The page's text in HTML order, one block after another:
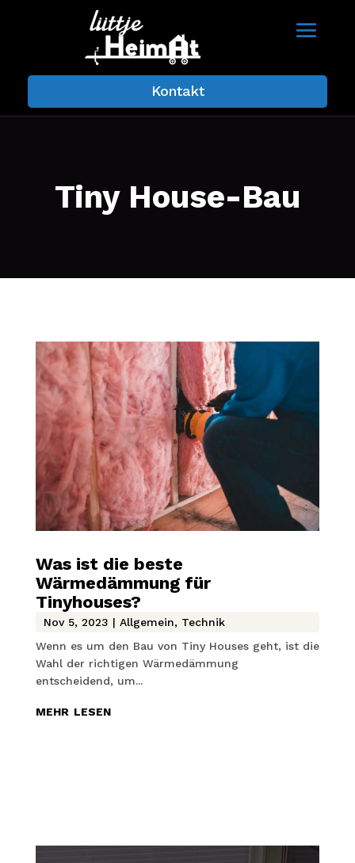
Kontakt
Tiny House-Bau
Was ist die beste
Wärmedämmung für
Tinyhouses?
Nov 5, 2023 | Allgemein, Technik
Wenn es um den Bau von Tiny Houses geht, ist die
Wahl der richtigen Wärmedämmung
entscheidend, um...
mehr lesen